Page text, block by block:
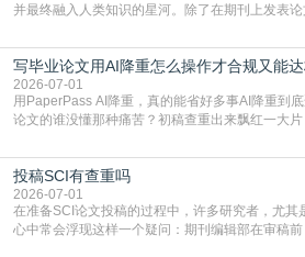
并最终融入人类知识的星河。除了在期刊上发表论
广阔学术天地的大门，连接着个体研究与社会网
就为大家介绍“学术会议投稿意义”。一、加速研究
常具有周期短、时效性强的特点。相比期刊漫长的
写毕业论文用AI降重怎么操作才合规又能达
2026-07-01
用PaperPass AI降重，真的能省好多事AI降重到
论文的谁没懂那种痛苦？初稿查重出来飘红一大
到秃头。这时候靠谱的AI降重真的就是救命稻草
三天都做不完的事。不是所有人都需要用AI降重，
真的可以试试：初稿写完重复率远超要
投稿SCI有查重吗
2026-07-01
在准备SCI论文投稿的过程中，许多研究者，尤其
心中常会浮现这样一个疑问：期刊编辑部在审稿